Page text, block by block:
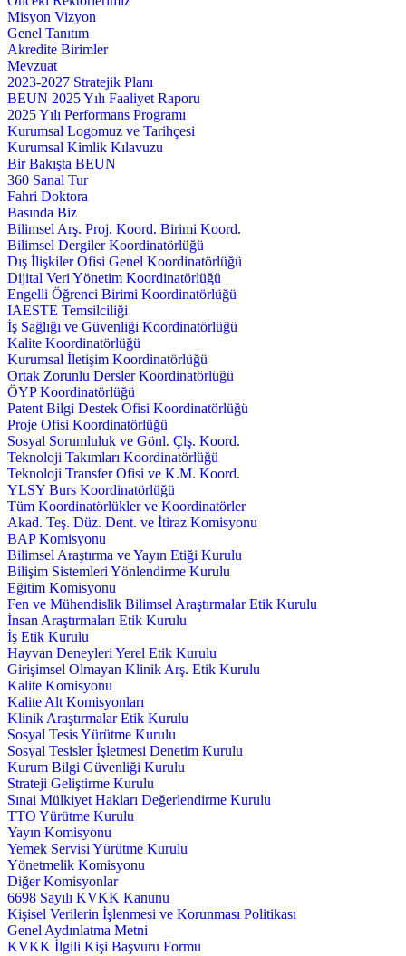
Misyon Vizyon
Genel Tanıtım
Akredite Birimler
Mevzuat
2023-2027 Stratejik Planı
BEUN 2025 Yılı Faaliyet Raporu
2025 Yılı Performans Programı
Kurumsal Logomuz ve Tarihçesi
Kurumsal Kimlik Kılavuzu
Bir Bakışta BEUN
360 Sanal Tur
Fahri Doktora
Basında Biz
Bilimsel Arş. Proj. Koord. Birimi Koord.
Bilimsel Dergiler Koordinatörlüğü
Dış İlişkiler Ofisi Genel Koordinatörlüğü
Dijital Veri Yönetim Koordinatörlüğü
Engelli Öğrenci Birimi Koordinatörlüğü
IAESTE Temsilciliği
İş Sağlığı ve Güvenliği Koordinatörlüğü
Kalite Koordinatörlüğü
Kurumsal İletişim Koordinatörlüğü
Ortak Zorunlu Dersler Koordinatörlüğü
ÖYP Koordinatörlüğü
Patent Bilgi Destek Ofisi Koordinatörlüğü
Proje Ofisi Koordinatörlüğü
Sosyal Sorumluluk ve Gönl. Çlş. Koord.
Teknoloji Takımları Koordinatörlüğü
Teknoloji Transfer Ofisi ve K.M. Koord.
YLSY Burs Koordinatörlüğü
Tüm Koordinatörlükler ve Koordinatörler
Akad. Teş. Düz. Dent. ve İtiraz Komisyonu
BAP Komisyonu
Bilimsel Araştırma ve Yayın Etiği Kurulu
Bilişim Sistemleri Yönlendirme Kurulu
Eğitim Komisyonu
Fen ve Mühendislik Bilimsel Araştırmalar Etik Kurulu
İnsan Araştırmaları Etik Kurulu
İş Etik Kurulu
Hayvan Deneyleri Yerel Etik Kurulu
Girişimsel Olmayan Klinik Arş. Etik Kurulu
Kalite Komisyonu
Kalite Alt Komisyonları
Klinik Araştırmalar Etik Kurulu
Sosyal Tesis Yürütme Kurulu
Sosyal Tesisler İşletmesi Denetim Kurulu
Kurum Bilgi Güvenliği Kurulu
Strateji Geliştirme Kurulu
Sınai Mülkiyet Hakları Değerlendirme Kurulu
TTO Yürütme Kurulu
Yayın Komisyonu
Yemek Servisi Yürütme Kurulu
Yönetmelik Komisyonu
Diğer Komisyonlar
6698 Sayılı KVKK Kanunu
Kişisel Verilerin İşlenmesi ve Korunması Politikası
Genel Aydınlatma Metni
KVKK İlgili Kişi Başvuru Formu